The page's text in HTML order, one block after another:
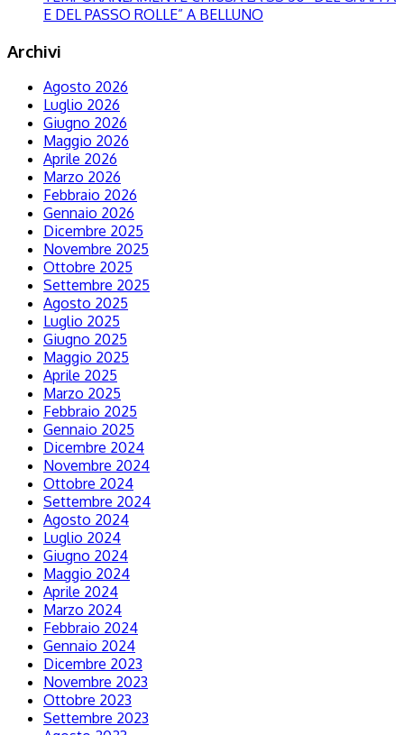
E DEL PASSO ROLLE” A BELLUNO
Archivi
Agosto 2026
Luglio 2026
Giugno 2026
Maggio 2026
Aprile 2026
Marzo 2026
Febbraio 2026
Gennaio 2026
Dicembre 2025
Novembre 2025
Ottobre 2025
Settembre 2025
Agosto 2025
Luglio 2025
Giugno 2025
Maggio 2025
Aprile 2025
Marzo 2025
Febbraio 2025
Gennaio 2025
Dicembre 2024
Novembre 2024
Ottobre 2024
Settembre 2024
Agosto 2024
Luglio 2024
Giugno 2024
Maggio 2024
Aprile 2024
Marzo 2024
Febbraio 2024
Gennaio 2024
Dicembre 2023
Novembre 2023
Ottobre 2023
Settembre 2023